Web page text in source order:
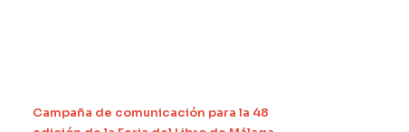
Campaña de comunicación para la 48